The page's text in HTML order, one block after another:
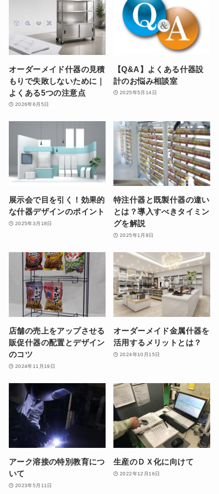
オーダーメイド什器の見積
もりで失敗しないために｜
よくある5つの注意点
2026年6月5日
【Q&A】よくある什器設
計のお悩み相談室
2025年5月14日
展示会で目を引く！効果的
な什器デザインのポイント
2025年3月18日
特注什器と既製什器の違い
とは？導入すべきタイミン
グを解説
2025年1月8日
店舗の売上をアップさせる
販促什器の配置とデザイン
のコツ
2024年11月19日
オーダーメイド金属什器を
活用するメリットとは？
2024年10月15日
アーク溶接の特別教育につ
いて
2023年5月11日
生産のＤＸ化に向けて
2022年12月16日